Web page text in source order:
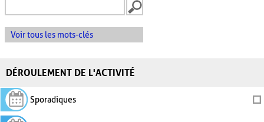
Voir tous les mots-clés
DÉROULEMENT DE L'ACTIVITÉ
Sporadiques